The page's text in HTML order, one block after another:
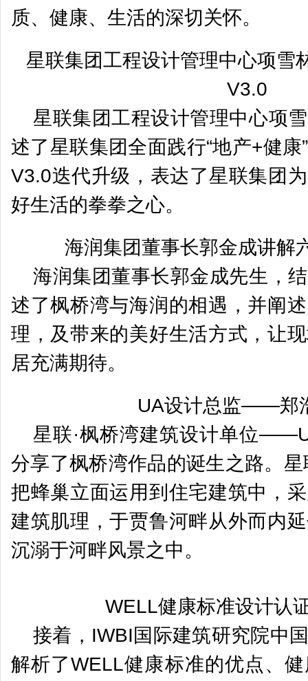
质、健康、生活的深切关怀。
星联集团工程设计管理中心项雪
V3.0
星联集团工程设计管理中心项
述了星联集团全面践行“地产+健
V3.0迭代升级，表达了星联集团
好生活的拳拳之心。
海润集团董事长郭金成讲解
海润集团董事长郭金成先生，
述了枫桥湾与海润的相遇，并阐
理，及带来的美好生活方式，让
居充满期待。
UA设计总监——郑
星联·枫桥湾建筑设计单位
分享了枫桥湾作品的诞生之路。
把蜂巢立面运用到住宅建筑中，
建筑肌理，于贾鲁河畔从外而内
沉溺于河畔风景之中。
WELL健康标准设计认
接着，IWBI国际建筑研究院中
解析了WELL健康标准的优点、